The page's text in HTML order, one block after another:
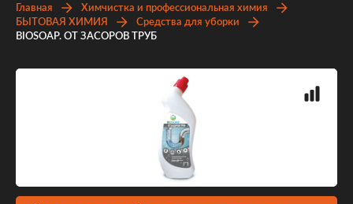
Главная
Химчистка и профессиональная химия
БЫТОВАЯ ХИМИЯ
Средства для уборки
BIOSOAP. ОТ ЗАСОРОВ ТРУБ